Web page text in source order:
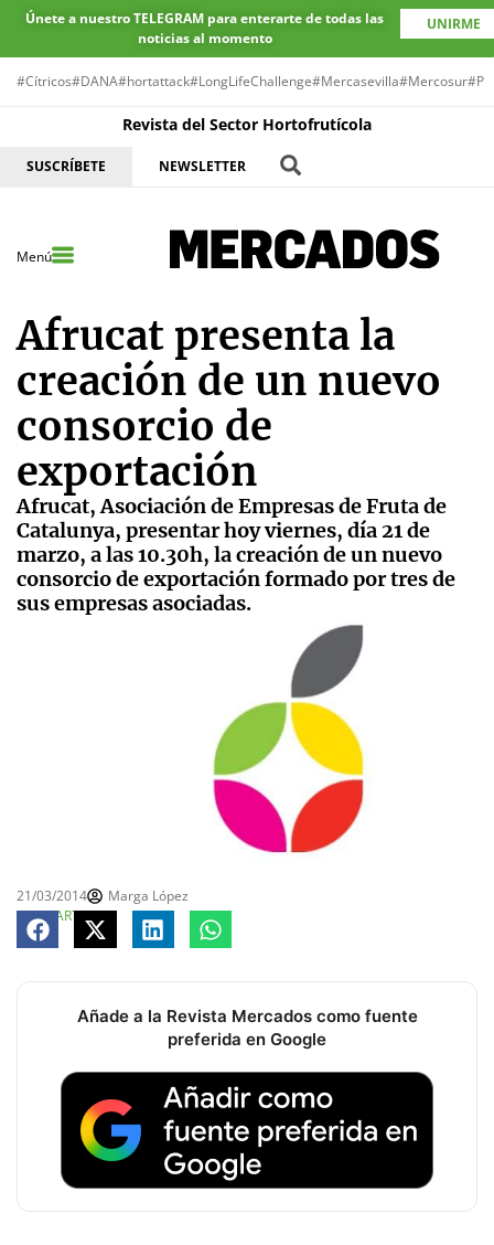
Únete a nuestro TELEGRAM para enterarte de todas las
noticias al momento
UNIRME
#Cítricos#DANA#hortattack#LongLifeChallenge#Mercasevilla#Mercosur
Revista del Sector Hortofrutícola
SUSCRÍBETE NEWSLETTER
Menú
Afrucat presenta la
creación de un nuevo
consorcio de
exportación
Afrucat, Asociación de Empresas de Fruta de
Catalunya, presentar hoy viernes, día 21 de
marzo, a las 10.30h, la creación de un nuevo
consorcio de exportación formado por tres de
sus empresas asociadas.
21/03/2014
Marga López
COMPARTE
Añade a la Revista Mercados como fuente
preferida en Google